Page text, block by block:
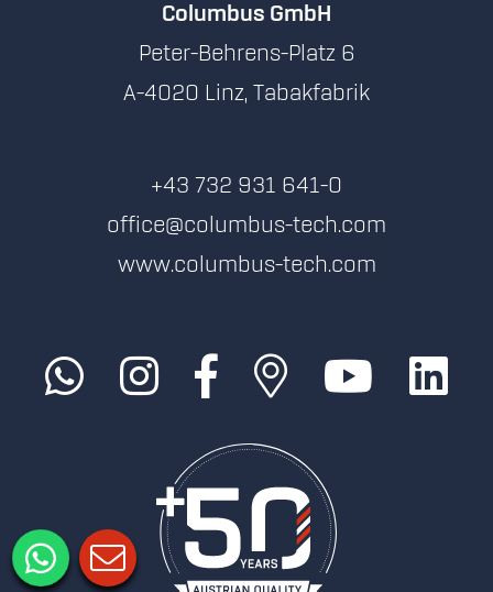
Columbus GmbH
Peter-Behrens-Platz 6
A-4020 Linz, Tabakfabrik
+43 732 931 641-0
office@columbus-tech.com
www.columbus-tech.com